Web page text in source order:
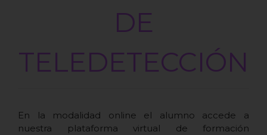
DE
TELEDETECCIÓN
En la modalidad online el alumno accede a
nuestra plataforma virtual de formación